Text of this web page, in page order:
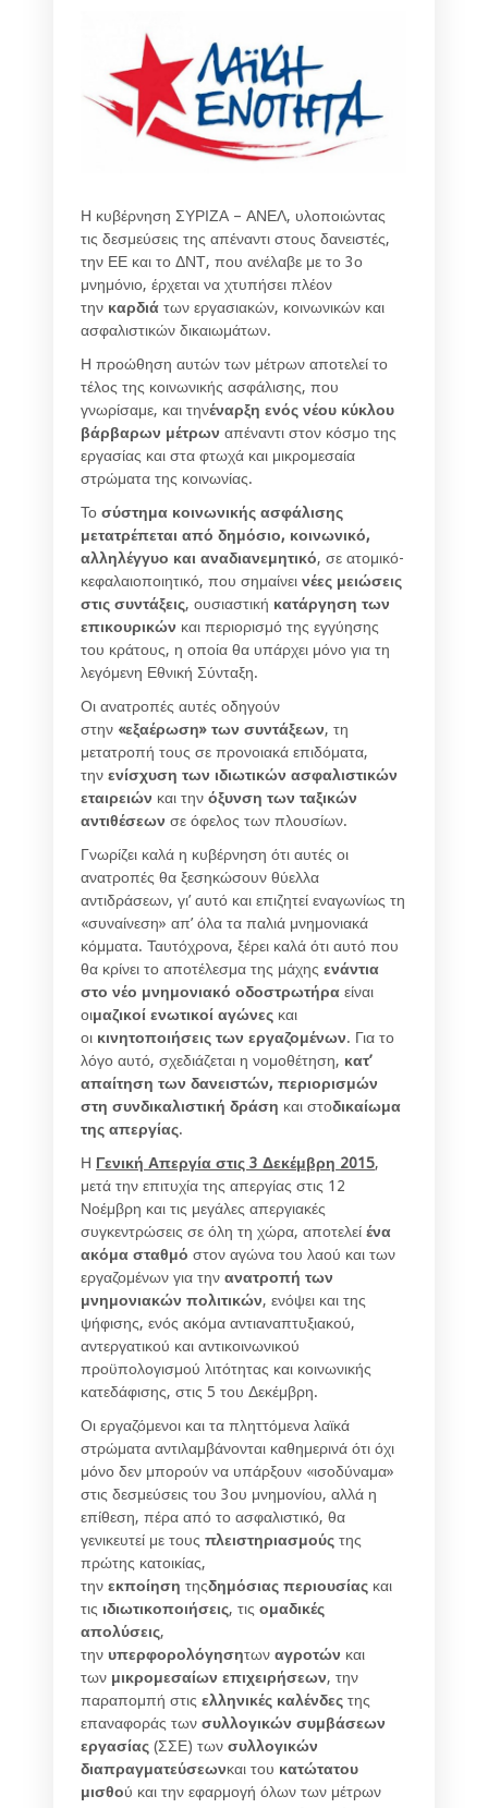
Η κυβέρνηση ΣΥΡΙΖΑ – ΑΝΕΛ, υλοποιώντας
τις δεσμεύσεις της απέναντι στους δανειστές,
την ΕΕ και το ΔΝΤ, που ανέλαβε με το 3ο
μνημόνιο, έρχεται να χτυπήσει πλέον
την καρδιά των εργασιακών, κοινωνικών και
ασφαλιστικών δικαιωμάτων.
Η προώθηση αυτών των μέτρων αποτελεί το
τέλος της κοινωνικής ασφάλισης, που
γνωρίσαμε, και τηνέναρξη ενός νέου κύκλου
βάρβαρων μέτρων απέναντι στον κόσμο της
εργασίας και στα φτωχά και μικρομεσαία
στρώματα της κοινωνίας.
Το σύστημα κοινωνικής ασφάλισης
μετατρέπεται από δημόσιο, κοινωνικό,
αλληλέγγυο και αναδιανεμητικό, σε ατομικό-
κεφαλαιοποιητικό, που σημαίνει νέες μειώσεις
στις συντάξεις, ουσιαστική κατάργηση των
επικουρικών και περιορισμό της εγγύησης
του κράτους, η οποία θα υπάρχει μόνο για τη
λεγόμενη Εθνική Σύνταξη.
Οι ανατροπές αυτές οδηγούν
στην «εξαέρωση» των συντάξεων, τη
μετατροπή τους σε προνοιακά επιδόματα,
την ενίσχυση των ιδιωτικών ασφαλιστικών
εταιρειών και την όξυνση των ταξικών
αντιθέσεων σε όφελος των πλουσίων.
Γνωρίζει καλά η κυβέρνηση ότι αυτές οι
ανατροπές θα ξεσηκώσουν θύελλα
αντιδράσεων, γι’ αυτό και επιζητεί εναγωνίως τη
«συναίνεση» απ’ όλα τα παλιά μνημονιακά
κόμματα. Ταυτόχρονα, ξέρει καλά ότι αυτό που
θα κρίνει το αποτέλεσμα της μάχης ενάντια
στο νέο μνημονιακό οδοστρωτήρα είναι
οιμαζικοί ενωτικοί αγώνες και
οι κινητοποιήσεις των εργαζομένων. Για το
λόγο αυτό, σχεδιάζεται η νομοθέτηση, κατ’
απαίτηση των δανειστών, περιορισμών
στη συνδικαλιστική δράση και στοδικαίωμα
της απεργίας.
Η Γενική Απεργία στις 3 Δεκέμβρη 2015,
μετά την επιτυχία της απεργίας στις 12
Νοέμβρη και τις μεγάλες απεργιακές
συγκεντρώσεις σε όλη τη χώρα, αποτελεί ένα
ακόμα σταθμό στον αγώνα του λαού και των
εργαζομένων για την ανατροπή των
μνημονιακών πολιτικών, ενόψει και της
ψήφισης, ενός ακόμα αντιαναπτυξιακού,
αντεργατικού και αντικοινωνικού
προϋπολογισμού λιτότητας και κοινωνικής
κατεδάφισης, στις 5 του Δεκέμβρη.
Οι εργαζόμενοι και τα πληττόμενα λαϊκά
στρώματα αντιλαμβάνονται καθημερινά ότι όχι
μόνο δεν μπορούν να υπάρξουν «ισοδύναμα»
στις δεσμεύσεις του 3ου μνημονίου, αλλά η
επίθεση, πέρα από το ασφαλιστικό, θα
γενικευτεί με τους πλειστηριασμούς της
πρώτης κατοικίας,
την εκποίηση τηςδημόσιας περιουσίας και
τις ιδιωτικοποιήσεις, τις ομαδικές
απολύσεις,
την υπερφορολόγησητων αγροτών και
των μικρομεσαίων επιχειρήσεων, την
παραπομπή στις ελληνικές καλένδες της
επαναφοράς των συλλογικών συμβάσεων
εργασίας (ΣΣΕ) των συλλογικών
διαπραγματεύσεωνκαι του κατώτατου
μισθού και την εφαρμογή όλων των μέτρων